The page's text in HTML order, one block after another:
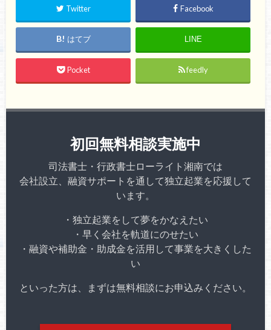
Twitter Facebook
はてブ LINE
Pocket feedly
初回無料相談実施中
司法書士・行政書士ローライト湘南では
会社設立、融資サポートを通して独立起業を応援して
います。
・独立起業をして夢をかなえたい
・早く会社を軌道にのせたい
・融資や補助金・助成金を活用して事業を大きくした
い
といった方は、まずは無料相談にお申込みください。